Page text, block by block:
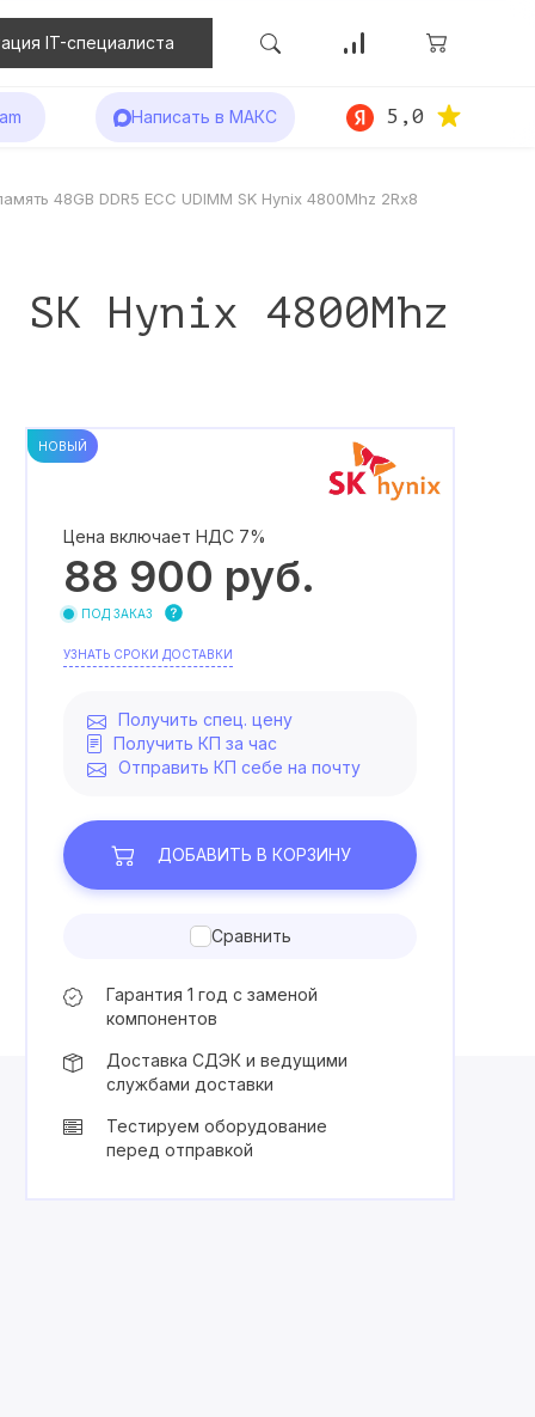
IT-специалиста
Написать в МАКС 5,0
48GB DDR5 ECC UDIMM SK Hynix 4800Mhz 2Rx8
SK Hynix 4800Mhz
НОВЫЙ
Цена включает НДС 7%
88 900 руб.
ПОД ЗАКАЗ
УЗНАТЬ СРОКИ ДОСТАВКИ
Получить спец. цену
Получить КП за час
Отправить КП себе на почту
ДОБАВИТЬ В КОРЗИНУ
Сравнить
Гарантия 1 год с заменой
компонентов
Доставка СДЭК и ведущими
службами доставки
Тестируем оборудование
перед отправкой